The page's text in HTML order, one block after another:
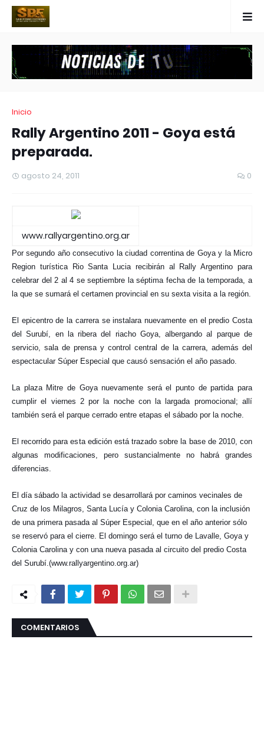
Inicio
Rally Argentino 2011 - Goya está
preparada.
agosto 24, 2011 0
www.rallyargentino.org.ar
Por segundo año consecutivo la ciudad correntina de Goya y la Micro
Region turística Rio Santa Lucia recibirán al Rally Argentino para
celebrar del 2 al 4 se septiembre la séptima fecha de la temporada, a
la que se sumará el certamen provincial en su sexta visita a la región.
El epicentro de la carrera se instalara nuevamente en el predio Costa
del Surubí, en la ribera del riacho Goya, albergando al parque de
servicio, sala de prensa y control central de la carrera, además del
espectacular Súper Especial que causó sensación el año pasado.
La plaza Mitre de Goya nuevamente será el punto de partida para
cumplir el viernes 2 por la noche con la largada promocional; allí
también será el parque cerrado entre etapas el sábado por la noche.
El recorrido para esta edición está trazado sobre la base de 2010, con
algunas modificaciones, pero sustancialmente no habrá grandes
diferencias.
El día sábado la actividad se desarrollará por caminos vecinales de
Cruz de los Milagros, Santa Lucía y Colonia Carolina, con la inclusión
de una primera pasada al Súper Especial, que en el año anterior sólo
se reservó para el cierre. El domingo será el turno de Lavalle, Goya y
Colonia Carolina y con una nueva pasada al circuito del predio Costa
del Surubí.(www.rallyargentino.org.ar)
COMENTARIOS